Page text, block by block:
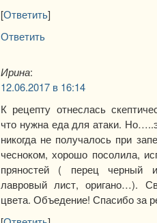
[Ответить]
Ответить
Ирина:
12.06.2017 в 16:14
К рецепту отнеслась
что нужна еда для атаки.
никогда не получалось при
чесноком, хорошо посолила,
пряностей ( перец черный
лавровый лист, оригано…).
цвета. Объедение! Спасибо за